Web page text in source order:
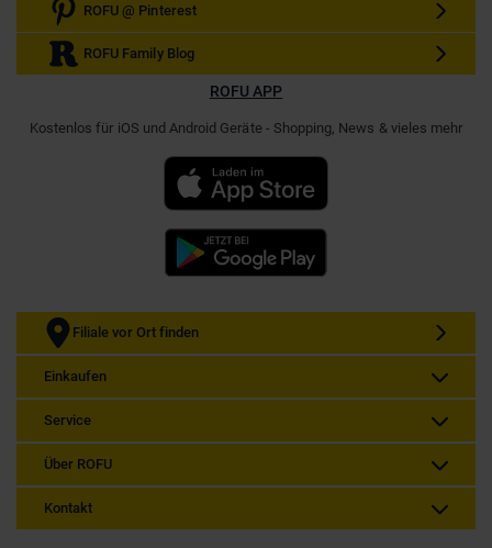
ROFU @ Pinterest
ROFU Family Blog
ROFU APP
Kostenlos für iOS und Android Geräte - Shopping, News & vieles mehr
Filiale vor Ort finden
Einkaufen
Service
Über ROFU
Kontakt